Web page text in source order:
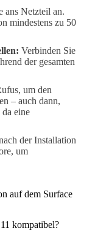
ans Netzteil an.
mindestens zu 50
Verbinden Sie
der gesamten
um den
– auch dann,
eine
der Installation
um
auf dem Surface
kompatibel?